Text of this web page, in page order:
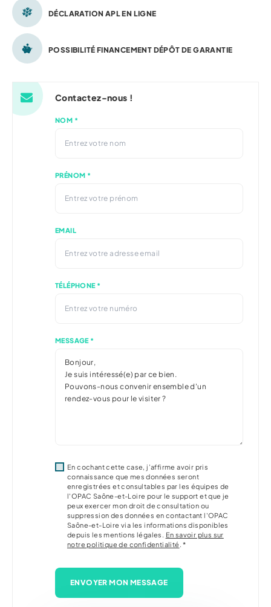
DÉCLARATION APL EN LIGNE
POSSIBILITÉ FINANCEMENT DÉPÔT DE GARANTIE
Contactez-nous !
NOM *
PRÉNOM *
EMAIL
TÉLÉPHONE *
MESSAGE *
En cochant cette case, j’affirme avoir pris
connaissance que mes données seront
enregistrées et consultables par les équipes de
l'OPAC Saône-et-Loire pour le support et que je
peux exercer mon droit de consultation ou
suppression des données en contactant l'OPAC
Saône-et-Loire via les informations disponibles
depuis les mentions légales. En savoir plus sur
notre politique de confidentialité . *
ENVOYER MON MESSAGE